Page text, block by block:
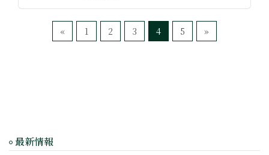
« 1 2 3 4 5 »
最新情報